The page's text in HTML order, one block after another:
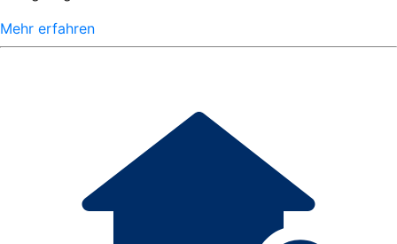
Mehr erfahren